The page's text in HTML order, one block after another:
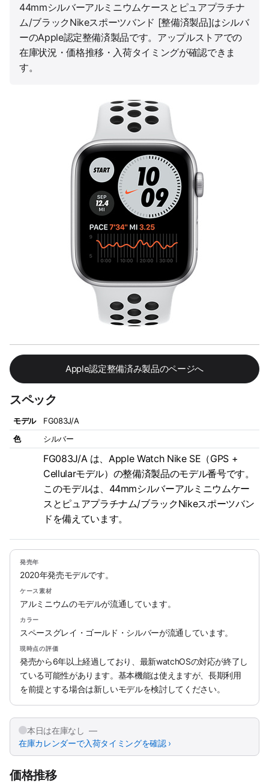
44mmシルバーアルミニウムケースとピュアプラチナ
ム/ブラックNikeスポーツバンド [整備済製品]はシルバ
ーのApple認定整備済製品です。アップルストアでの
在庫状況・価格推移・入荷タイミングが確認できま
す。
Apple認定整備済み製品のページへ
スペック
モデル
FG083J/A
色
シルバー
FG083J/A は、Apple Watch Nike SE（GPS +
Cellularモデル）の整備済製品のモデル番号です。
このモデルは、44mmシルバーアルミニウムケー
スとピュアプラチナム/ブラックNikeスポーツバン
ドを備えています。
発売年
2020年発売モデルです。
ケース素材
アルミニウムのモデルが流通しています。
カラー
スペースグレイ・ゴールド・シルバーが流通しています。
現時点の評価
発売から6年以上経過しており、最新watchOSの対応が終了し
ている可能性があります。基本機能は使えますが、長期利用
を前提とする場合は新しいモデルを検討してください。
本日は在庫なし —
在庫カレンダーで入荷タイミングを確認 ›
価格推移